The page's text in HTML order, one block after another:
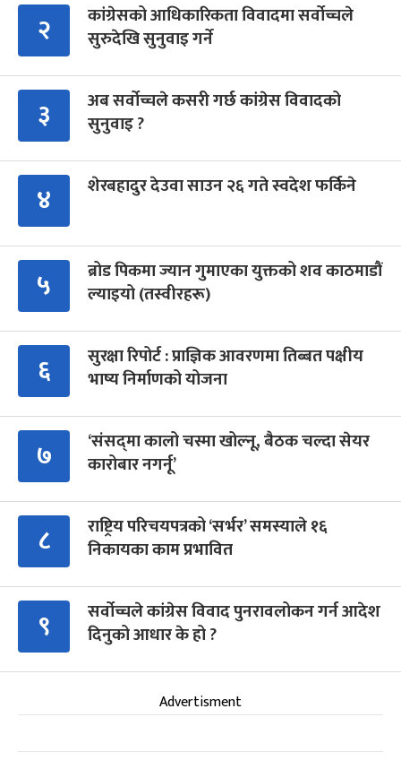
२
कांग्रेसको आधिकारिकता विवादमा सर्वोच्चले
सुरुदेखि सुनुवाइ गर्ने
३
अब सर्वोच्चले कसरी गर्छ कांग्रेस विवादको
सुनुवाइ ?
४ शेरबहादुर देउवा साउन २६ गते स्वदेश फर्किने
५
ब्रोड पिकमा ज्यान गुमाएका युक्तको शव काठमाडौं
ल्याइयो (तस्वीरहरू)
६
सुरक्षा रिपोर्ट : प्राज्ञिक आवरणमा तिब्बत पक्षीय
भाष्य निर्माणको योजना
७
‘संसद्‍मा कालो चस्मा खोल्नू, बैठक चल्दा सेयर
कारोबार नगर्नू’
८
राष्ट्रिय परिचयपत्रको ‘सर्भर’ समस्याले १६
निकायका काम प्रभावित
९
सर्वोच्चले कांग्रेस विवाद पुनरावलोकन गर्न आदेश
दिनुको आधार के हो ?
Advertisment